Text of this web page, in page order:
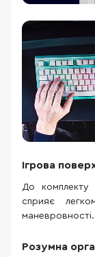
Ігрова
До комплекту
сприяє
маневровності.
Розумна